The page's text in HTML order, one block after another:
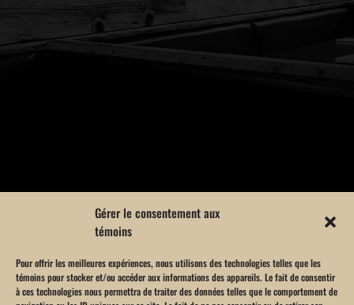
Gérer le consentement aux
témoins
Pour offrir les meilleures expériences, nous utilisons des technologies telles que les
témoins pour stocker et/ou accéder aux informations des appareils. Le fait de consentir
à ces technologies nous permettra de traiter des données telles que le comportement de
SAINT-EUSTACHE
RÉSERVEZ DÈS MAINTENANT